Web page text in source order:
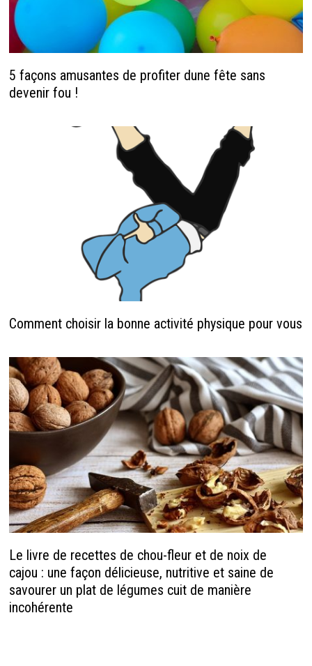
5 façons amusantes de profiter dune fête sans
devenir fou !
Comment choisir la bonne activité physique pour vous
Le livre de recettes de chou-fleur et de noix de
cajou : une façon délicieuse, nutritive et saine de
savourer un plat de légumes cuit de manière
incohérente